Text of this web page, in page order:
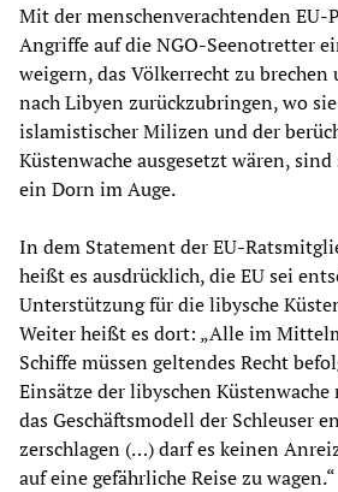
Mit der menschenverachtenden
Angriffe auf die NGO-Seenotretter
weigern, das Völkerrecht zu
nach Libyen zurückzubringen, wo
islamistischer Milizen und der
Küstenwache ausgesetzt wären,
ein Dorn im Auge.
In dem Statement der EU-
heißt es ausdrücklich, die EU sei
Unterstützung für die libysche
Weiter heißt es dort: „Alle im
Schiffe müssen geltendes Recht
Einsätze der libyschen
das Geschäftsmodell der Schleuser
zerschlagen (…) darf es keinen
auf eine gefährliche Reise zu wagen.“